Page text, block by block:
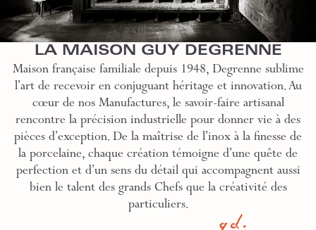
LA MAISON GUY DEGRENNE
Maison française familiale depuis 1948, Degrenne sublime
l’art de recevoir en conjuguant héritage et innovation. Au
cœur de nos Manufactures, le savoir-faire artisanal
rencontre la précision industrielle pour donner vie à des
pièces d’exception. De la maîtrise de l’inox à la finesse de
la porcelaine, chaque création témoigne d’une quête de
perfection et d’un sens du détail qui accompagnent aussi
bien le talent des grands Chefs que la créativité des
particuliers.